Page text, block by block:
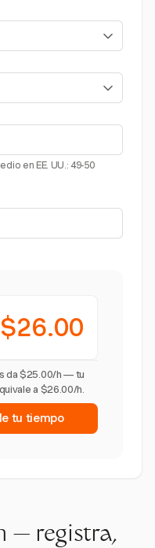
en EE. UU.: 49-50
$26.00
da $25.00/h — tu
a $26.00/h.
tu tiempo
— registra,